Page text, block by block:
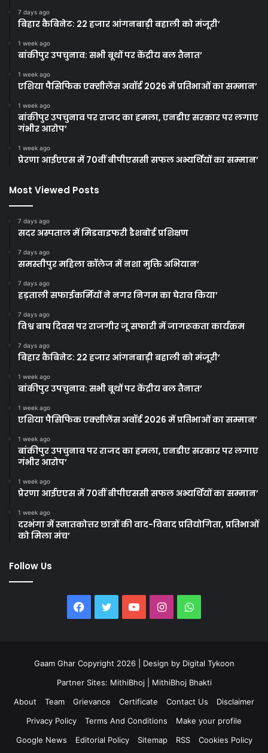
7 days ago
बिहार कैबिनेट: 22 हजार आंगनबाड़ी बहाली को मंजूरी’
1 week ago
बांकीपुर उपचुनाव: सभी बूथों पर केंद्रीय बल तैनात’
1 week ago
एशिया पैसिफिक एक्सीलेंस अवॉर्ड 2026 में प्रतिभाओं का सम्मान’
1 week ago
बांकीपुर उपचुनाव पर राजद का हमला, एनडीए सरकार पर लगाए
गंभीर आरोप’
1 week ago
प्रेरणा आईएएस में 70वीं बीपीएससी सफल अभ्यर्थियों का सम्मान’
Most Viewed Posts
7 days ago
सदर अस्पताल में मिडवाइफरी डैशबोर्ड प्रशिक्षण
7 days ago
समस्तीपुर महिला कॉलेज में नशा मुक्ति अभियान’
7 days ago
हड़ताली सफाईकर्मियों ने नगर निगम का घेराव किया’
7 days ago
विश्व बाघ दिवस पर राजगीर जू सफारी में जागरूकता कार्यक्रम
7 days ago
बिहार कैबिनेट: 22 हजार आंगनबाड़ी बहाली को मंजूरी’
1 week ago
बांकीपुर उपचुनाव: सभी बूथों पर केंद्रीय बल तैनात’
1 week ago
एशिया पैसिफिक एक्सीलेंस अवॉर्ड 2026 में प्रतिभाओं का सम्मान’
1 week ago
बांकीपुर उपचुनाव पर राजद का हमला, एनडीए सरकार पर लगाए
गंभीर आरोप’
1 week ago
प्रेरणा आईएएस में 70वीं बीपीएससी सफल अभ्यर्थियों का सम्मान’
1 week ago
दरभंगा में स्नातकोत्तर छात्रों की वाद-विवाद प्रतियोगिता, प्रतिभाओं
को मिला मंच’
Follow Us
Facebook
TwitterYouTubeInstagramWhatsApp
Gaam Ghar Copyright 2026 | Design by Digital Tykoon
Partner Sites: MithiBhoj
MithiBhoj Bhakti
About
Team Grievance Certificate Contact Us
Disclaimer
Privacy Policy
Terms And Conditions
Make your profile
Google News
Editorial Policy Sitemap RSS Cookies Policy